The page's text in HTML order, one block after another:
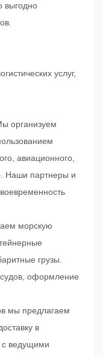
выгодно
услуг,
организуем
авиационного,
Наши партнеры и
морскую
грузы.
оформление
мы предлагаем
в
с ведущими